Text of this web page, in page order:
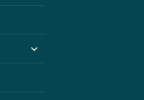
untermenü
öffnen